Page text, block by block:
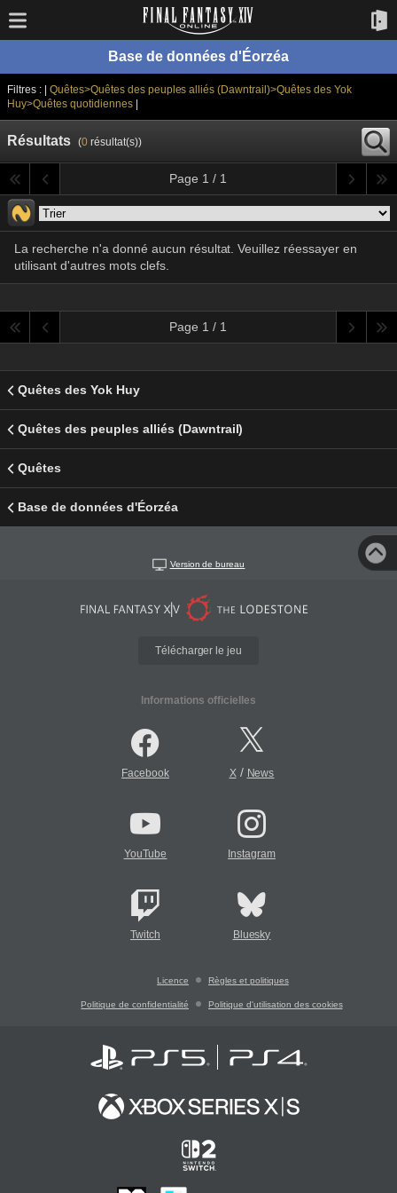
Base de données d'Éorzéa
Filtres : | Quêtes>Quêtes des peuples alliés (Dawntrail)>Quêtes des Yok
Huy>Quêtes quotidiennes|
Résultats (0résultat(s))
Page 1 / 1
La recherche n'a donné aucun résultat. Veuillez réessayer en
utilisant d'autres mots clefs.
Page 1 / 1
Quêtes des Yok Huy
Quêtes des peuples alliés (Dawntrail)
Quêtes
Base de données d'Éorzéa
Version de bureau
Télécharger le jeu
Informations officielles
Facebook X/ News
YouTube Instagram
Twitch Bluesky
Licence Règles et politiques
Politique de confidentialité Politique d'utilisation des cookies